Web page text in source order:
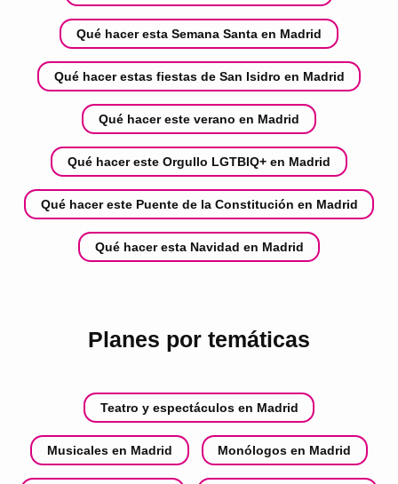
Qué hacer esta Semana Santa en Madrid
Qué hacer estas fiestas de San Isidro en Madrid
Qué hacer este verano en Madrid
Qué hacer este Orgullo LGTBIQ+ en Madrid
Qué hacer este Puente de la Constitución en Madrid
Qué hacer esta Navidad en Madrid
Planes por temáticas
Teatro y espectáculos en Madrid
Musicales en Madrid Monólogos en Madrid